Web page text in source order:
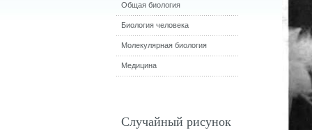
Общая биология
Биология человека
Молекулярная биология
Медицина
Случайный рисунок